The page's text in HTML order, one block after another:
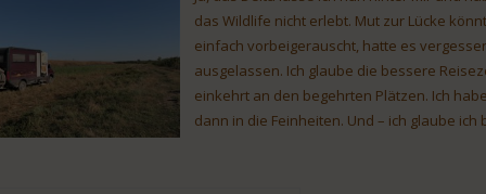
das Wildlife nicht erlebt. Mut zur Lücke
einfach vorbeigerauscht, hatte es
ausgelassen. Ich glaube die bessere
einkehrt an den begehrten Plätzen. Ich
dann in die Feinheiten. Und – ich glaube ich